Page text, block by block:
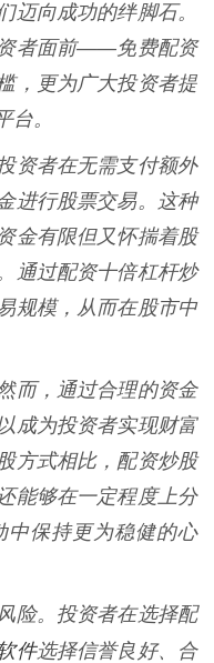
迈向成功的绊脚石。
者面前——免费配资
，更为广大投资者提
。
资者在无需支付额外
进行股票交易。这种
金有限但又怀揣着股
通过配资十倍杠杆炒
规模，从而在股市中
而，通过合理的资金
成为投资者实现财富
方式相比，配资炒股
能够在一定程度上分
中保持更为稳健的心
险。投资者在选择配
件选择信誉良好、合